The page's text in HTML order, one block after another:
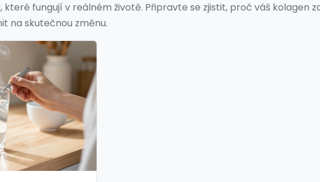
fungují v reálném životě. Připravte se zjistit, proč váš kolagen
na skutečnou změnu.